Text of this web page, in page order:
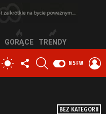
GORĄCE TRENDY
PRZEŁĄCZ
SKÓRKĘ
OBSERWUJ
NAS
NSFW
BEZ KATEGORII